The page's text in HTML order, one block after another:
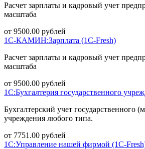
Расчет зарплаты и кадровый учет
масштаба
от 9500.00 рублей
1С-КАМИН:Зарплата (1С-Fresh)
Расчет зарплаты и кадровый учет
масштаба
от 9500.00 рублей
1С:Бухгалтерия государственного
Бухгалтерский учет государственного
учреждения любого типа.
от 7751.00 рублей
1С:Управление нашей фирмой (1С-